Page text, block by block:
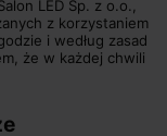
LED Sp. z o.o.,
z korzystaniem
i według zasad
że w każdej chwili